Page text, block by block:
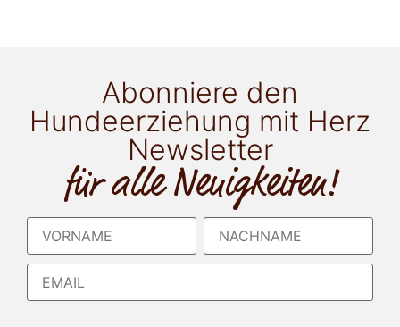
Abonniere den
Hundeerziehung mit Herz
Newsletter
für alle Neuigkeiten!